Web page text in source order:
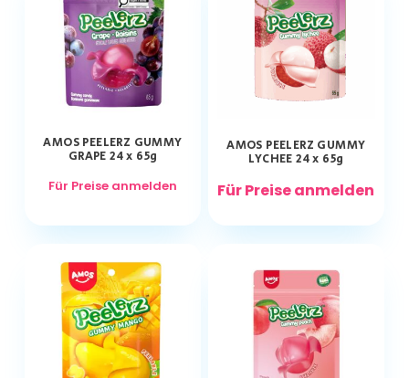
AMOS PEELERZ GUMMY
GRAPE 24 x 65g
Für Preise anmelden
AMOS PEELERZ GUMMY
LYCHEE 24 x 65g
Für Preise anmelden